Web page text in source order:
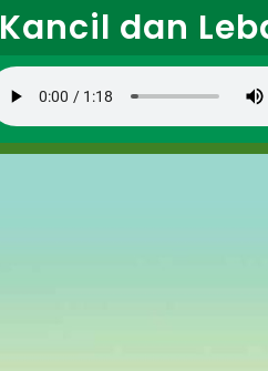
Kancil dan